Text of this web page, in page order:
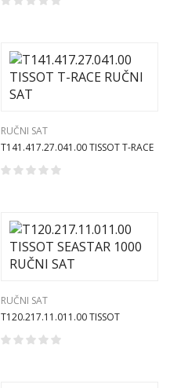
RUČNI SAT
T141.417.27.041.00 TISSOT T-RACE
RUČNI SAT
RUČNI SAT
T120.217.11.011.00 TISSOT
SEASTAR 1000 RUČNI SAT